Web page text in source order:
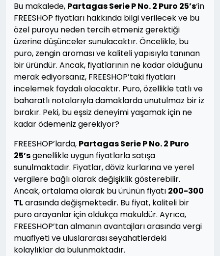
Bu makalede, Partagas Serie P No. 2 Puro 25’s‘in
FREESHOP fiyatları hakkında bilgi verilecek ve bu
özel puroyu neden tercih etmeniz gerektiği
üzerine düşünceler sunulacaktır. Öncelikle, bu
puro, zengin aroması ve kaliteli yapısıyla tanınan
bir üründür. Ancak, fiyatlarının ne kadar olduğunu
merak ediyorsanız, FREESHOP’taki fiyatları
incelemek faydalı olacaktır. Puro, özellikle tatlı ve
baharatlı notalarıyla damaklarda unutulmaz bir iz
bırakır. Peki, bu eşsiz deneyimi yaşamak için ne
kadar ödemeniz gerekiyor?
FREESHOP’larda, Partagas Serie P No. 2 Puro
25’sgenellikle uygun fiyatlarla satışa
sunulmaktadır. Fiyatlar, döviz kurlarına ve yerel
vergilere bağlı olarak değişiklik gösterebilir.
Ancak, ortalama olarak bu ürünün fiyatı 200-300
TLarasında değişmektedir. Bu fiyat, kaliteli bir
puro arayanlar için oldukça makuldür. Ayrıca,
FREESHOP’tan almanın avantajları arasında vergi
muafiyeti ve uluslararası seyahatlerdeki
kolaylıklar da bulunmaktadır.